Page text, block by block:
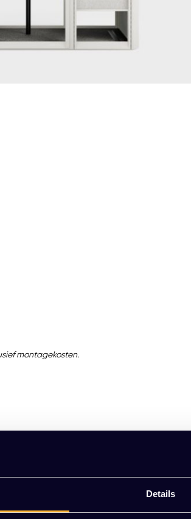
Details
montagekosten.
(7.137,79 Incl. btw)
Meerdere varianten